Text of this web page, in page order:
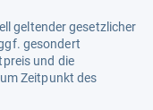
geltender gesetzlicher
gesondert
und die
Zeitpunkt des